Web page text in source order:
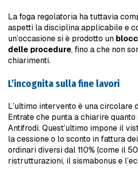
La foga regolatoria ha tuttavia
aspetti la disciplina applicabile e
un’occasione si è prodotto un
delle procedure, fino a che non
chiarimenti.
L’incognita sulla fine lavori
L’ultimo intervento è una circolare
Entrate che punta a chiarire
Antifrodi. Quest’ultimo impone il
la cessione o lo sconto in fattura
ordinari diversi dal 110% (come il
ristrutturazioni, il sismabonus e